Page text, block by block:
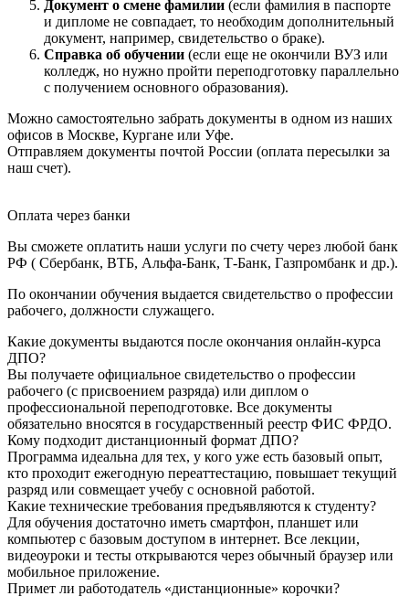
Документ о смене фамилии (если фамилия в паспорте
и дипломе не совпадает, то необходим дополнительный
документ, например, свидетельство о браке).
Справка об обучении (если еще не окончили ВУЗ или
колледж, но нужно пройти переподготовку параллельно
с получением основного образования).
Можно самостоятельно забрать документы в одном из наших
офисов в Москве, Кургане или Уфе.
Отправляем документы почтой России (оплата пересылки за
наш счет).
Оплата через банки
Вы сможете оплатить наши услуги по счету через любой банк
РФ ( Сбербанк, ВТБ, Альфа-Банк, Т-Банк, Газпромбанк и др.).
По окончании обучения выдается свидетельство о профессии
рабочего, должности служащего.
Какие документы выдаются после окончания онлайн-курса
ДПО?
Вы получаете официальное свидетельство о профессии
рабочего (с присвоением разряда) или диплом о
профессиональной переподготовке. Все документы
обязательно вносятся в государственный реестр ФИС ФРДО.
Кому подходит дистанционный формат ДПО?
Программа идеальна для тех, у кого уже есть базовый опыт,
кто проходит ежегодную переаттестацию, повышает текущий
разряд или совмещает учебу с основной работой.
Какие технические требования предъявляются к студенту?
Для обучения достаточно иметь смартфон, планшет или
компьютер с базовым доступом в интернет. Все лекции,
видеоуроки и тесты открываются через обычный браузер или
мобильное приложение.
Примет ли работодатель «дистанционные» корочки?